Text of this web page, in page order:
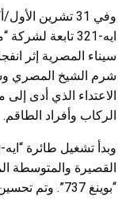
وفي 31 تشرين
ايه-321 تابعة
سيناء المصرية إثر
شرم الشيخ المصري
الركاب وأفراد الطاقم.
القصيرة والمتوسطة
“بوينغ 737”.